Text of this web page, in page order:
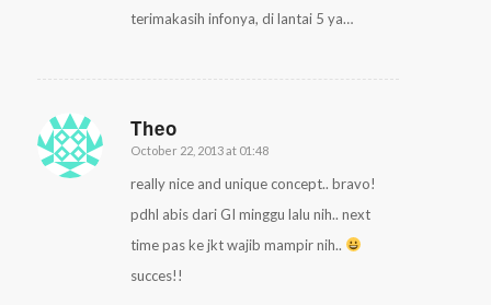
terimakasih infonya, di lantai 5 ya…
Theo
says:
October 22, 2013 at 01:48
really nice and unique concept.. bravo!
pdhl abis dari GI minggu lalu nih.. next
time pas ke jkt wajib mampir nih..
succes!!